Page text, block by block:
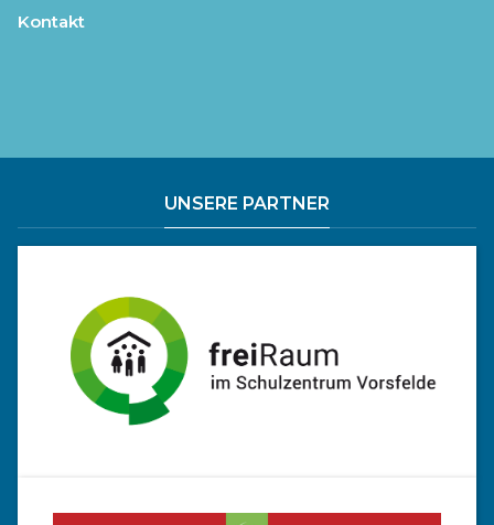
Kontakt
UNSERE PARTNER